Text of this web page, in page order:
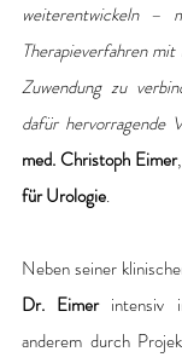
weiterentwickeln –
Therapieverfahren
Zuwendung zu
dafür hervorragende
med. Christoph Eimer
für Urologie.
Dr. Eimer intensiv
anderem durch